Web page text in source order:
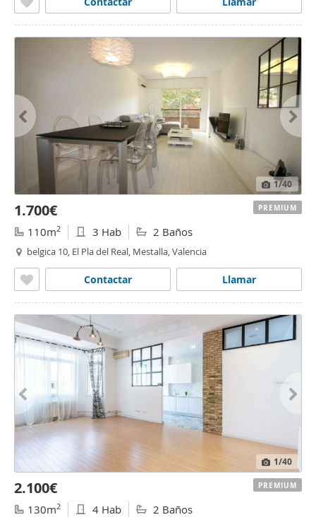
1/40
1.700€
110m2 3 Hab 2 Baños
belgica 10, El Pla del Real, Mestalla, Valencia
Llamar
Contactar
PREMIUM
1/40
2.100€
130m2 4 Hab 2 Baños
PREMIUM